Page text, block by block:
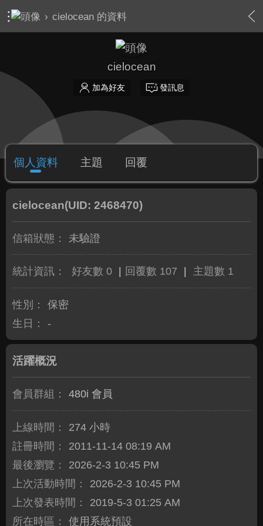
› cielocean 的資料
cielocean
加為好友 發訊息
個人資料 主題 回覆
cielocean(UID: 2468470)
信箱狀態： 未驗證
統計資訊： 好友數 0 回覆數 107 主題數 1
性別：
保密
生日：
-
活躍概況
會員群組： 480i 會員
上線時間：
274 小時
註冊時間：
2011-11-14 08:19 AM
最後瀏覽：
2026-2-3 10:45 PM
上次活動時間：
2026-2-3 10:45 PM
上次發表時間：
2019-5-3 01:25 AM
所在時區：
使用系統預設